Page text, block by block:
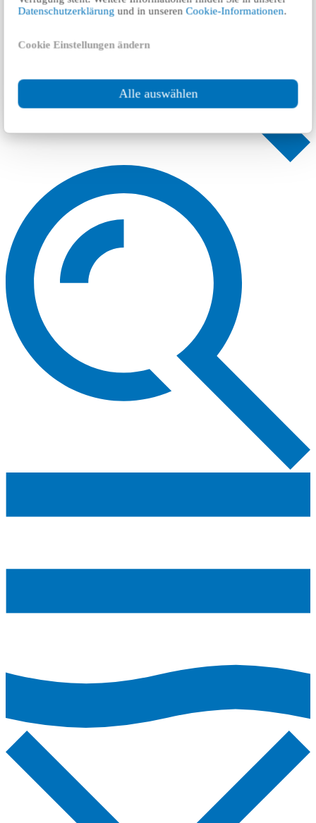
Datenschutzerklärung und in unserenCookie-Informationen.
Cookie Einstellungen ändern
Alle auswählen